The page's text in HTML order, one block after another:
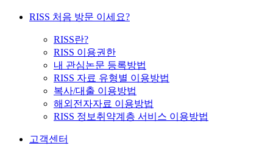
RISS 처음 방문 이세요?
RISS란?
RISS 이용권한
내 관심논문 등록방법
RISS 자료 유형별 이용방법
복사/대출 이용방법
해외전자자료 이용방법
RISS 정보취약계층 서비스 이용방법
고객센터